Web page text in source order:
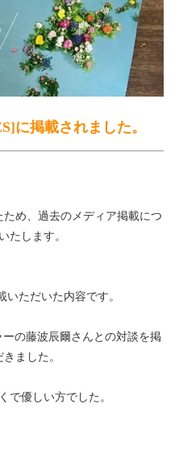
に掲載されました。
め、過去のメディア掲載につ
たします。
いただいた内容です。
ーの藤波辰爾さんとの対談を掲
ました。
で優しい方でした。